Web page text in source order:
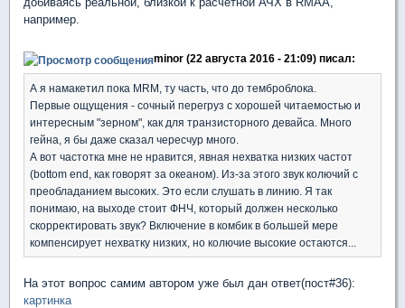
например.
minor (22 августа 2016 - 21:09) писал:
А я намакетил пока MRM, ту часть, что до темброблока.
Первые ощущения - сочный перегруз с хорошей читаемостью и
интересным "зерном", как для транзисторного девайса. Много
гейна, я бы даже сказал чересчур много.
А вот частотка мне не нравится, явная нехватка низких частот
(bottom end, как говорят за океаном). Из-за этого звук колючий с
преобладанием высоких. Это если слушать в линию. Я так
понимаю, на выходе стоит ФНЧ, который должен несколько
скорректировать звук? Включение в комбик в большей мере
компенсирует нехватку низких, но колючие высокие остаются...
На этот вопрос самим автором уже был дан ответ(пост#36):
картинка